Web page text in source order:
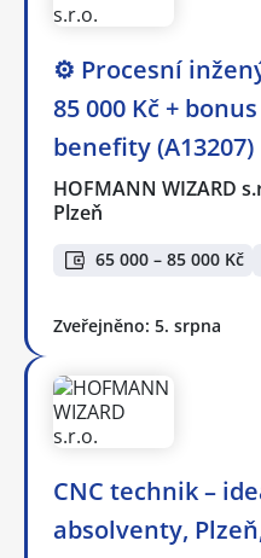
⚙️ Procesní
85 000 Kč +
benefity (A13207)
HOFMANN WIZARD
Plzeň
65 000 – 85 000 Kč
Zveřejněno: 5. srpna
CNC technik –
absolventy,